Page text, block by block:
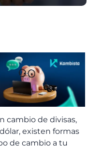
cambio de divisas,
existen formas
de cambio a tu